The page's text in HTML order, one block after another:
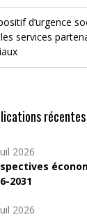
d’urgence
services
récentes
2026
2031
2026